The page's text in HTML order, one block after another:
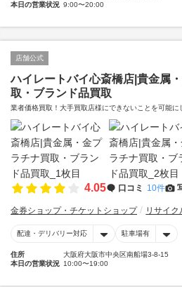
本日の営業状況 9:00〜20:00
店舗公式
ハイレートバイ心斎橋店|貴金属
取・ブランド品買取
業者価格買取！大手買取店様にできないことを可能に
4.05 口コミ 10件
金券ショップ・チケットショップ リサイ
配達・デリバリー対応 駐車場有
住所
大阪府大阪市中央区南船場3-8-15
本日の営業状況 10:00〜19:00